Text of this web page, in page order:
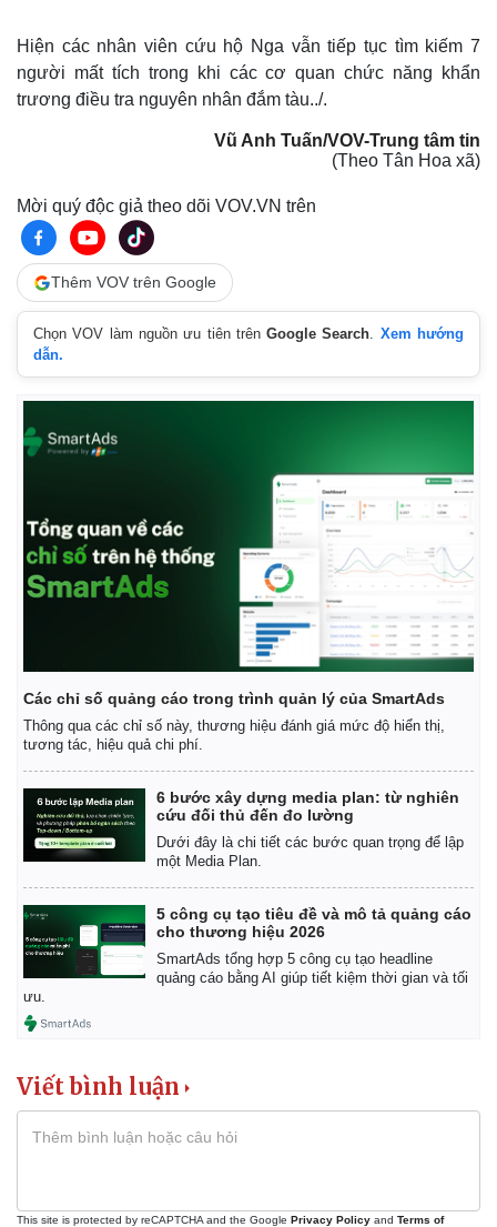
Cuộc sống đó đây
Hồ sơ
Multimedia
Ảnh
Kinh tế
Bất động sản
Khởi nghiệp
Thị trường
Giá vàng
Tỷ giá
Hiện các nhân viên cứu hộ Nga vẫn tiếp tục tìm kiếm 7
người mất tích trong khi các cơ quan chức năng khẩn
trương điều tra nguyên nhân đắm tàu../.
Vũ Anh Tuấn/VOV-Trung tâm tin
(Theo Tân Hoa xã)
Mời quý độc giả theo dõi VOV.VN trên
Thêm VOV trên Google
Chọn VOV làm nguồn ưu tiên trênGoogle Search. Xem hướng
dẫn.
Các chỉ số quảng cáo trong trình quản lý của SmartAds
Thông qua các chỉ số này, thương hiệu đánh giá mức độ hiển thị,
tương tác, hiệu quả chi phí.
6 bước xây dựng media plan: từ nghiên
cứu đối thủ đến đo lường
Dưới đây là chi tiết các bước quan trọng để lập
một Media Plan.
5 công cụ tạo tiêu đề và mô tả quảng cáo
cho thương hiệu 2026
SmartAds tổng hợp 5 công cụ tạo headline
quảng cáo bằng AI giúp tiết kiệm thời gian và tối
ưu.
Viết bình luận
This site is protected by reCAPTCHA and the Google Privacy Policy and Terms of